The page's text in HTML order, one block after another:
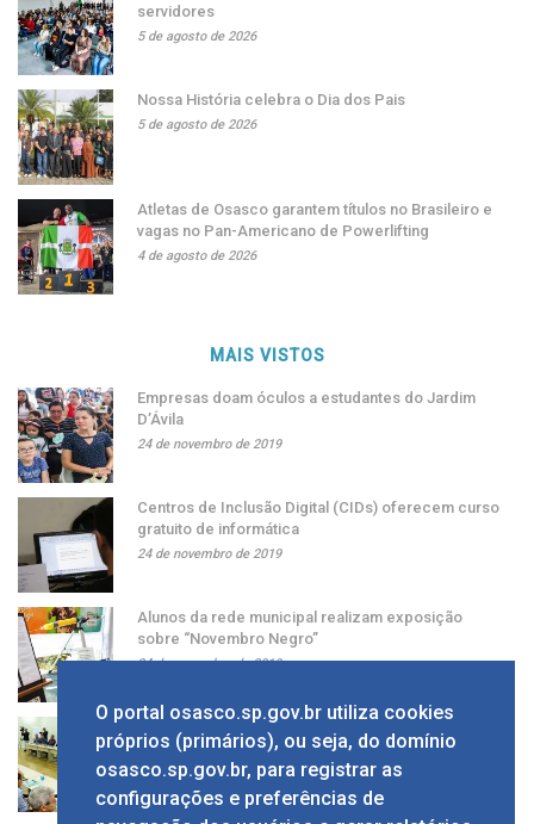
servidores
5 de agosto de 2026
Nossa História celebra o Dia dos Pais
5 de agosto de 2026
Atletas de Osasco garantem títulos no Brasileiro e
vagas no Pan-Americano de Powerlifting
4 de agosto de 2026
MAIS VISTOS
Empresas doam óculos a estudantes do Jardim
D’Ávila
24 de novembro de 2019
Centros de Inclusão Digital (CIDs) oferecem curso
gratuito de informática
24 de novembro de 2019
Alunos da rede municipal realizam exposição
sobre “Novembro Negro”
24 de novembro de 2019
Grupo apresenta ao prefeito sugestão de alíquota
única de ISS
24 de novembro de 2019
O portal osasco.sp.gov.br utiliza cookies
próprios (primários), ou seja, do domínio
osasco.sp.gov.br, para registrar as
configurações e preferências de